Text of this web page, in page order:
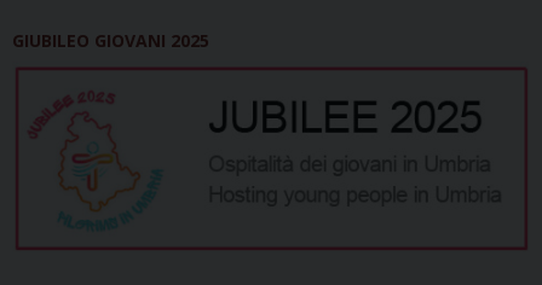
GIUBILEO GIOVANI 2025